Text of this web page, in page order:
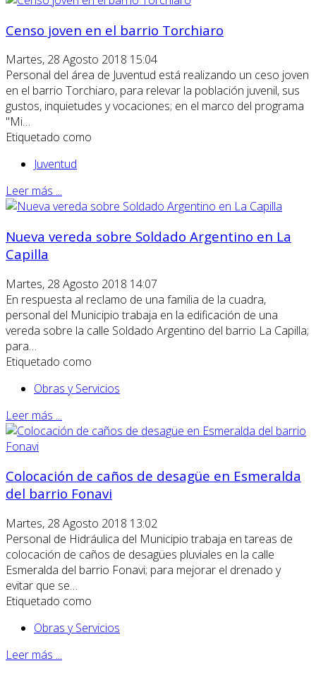
Censo joven en el barrio Torchiaro
Martes, 28 Agosto 2018 15:04
Personal del área de Juventud está realizando un ceso joven
en el barrio Torchiaro, para relevar la población juvenil, sus
gustos, inquietudes y vocaciones; en el marco del programa
"Mi…
Etiquetado como
Juventud
Leer más ...
Nueva vereda sobre Soldado Argentino en La
Capilla
Martes, 28 Agosto 2018 14:07
En respuesta al reclamo de una familia de la cuadra,
personal del Municipio trabaja en la edificación de una
vereda sobre la calle Soldado Argentino del barrio La Capilla;
para…
Etiquetado como
Obras y Servicios
Leer más ...
Colocación de caños de desagüe en Esmeralda
del barrio Fonavi
Martes, 28 Agosto 2018 13:02
Personal de Hidráulica del Municipio trabaja en tareas de
colocación de caños de desagües pluviales en la calle
Esmeralda del barrio Fonavi; para mejorar el drenado y
evitar que se…
Etiquetado como
Obras y Servicios
Leer más ...